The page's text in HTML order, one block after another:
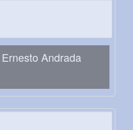
Andrada